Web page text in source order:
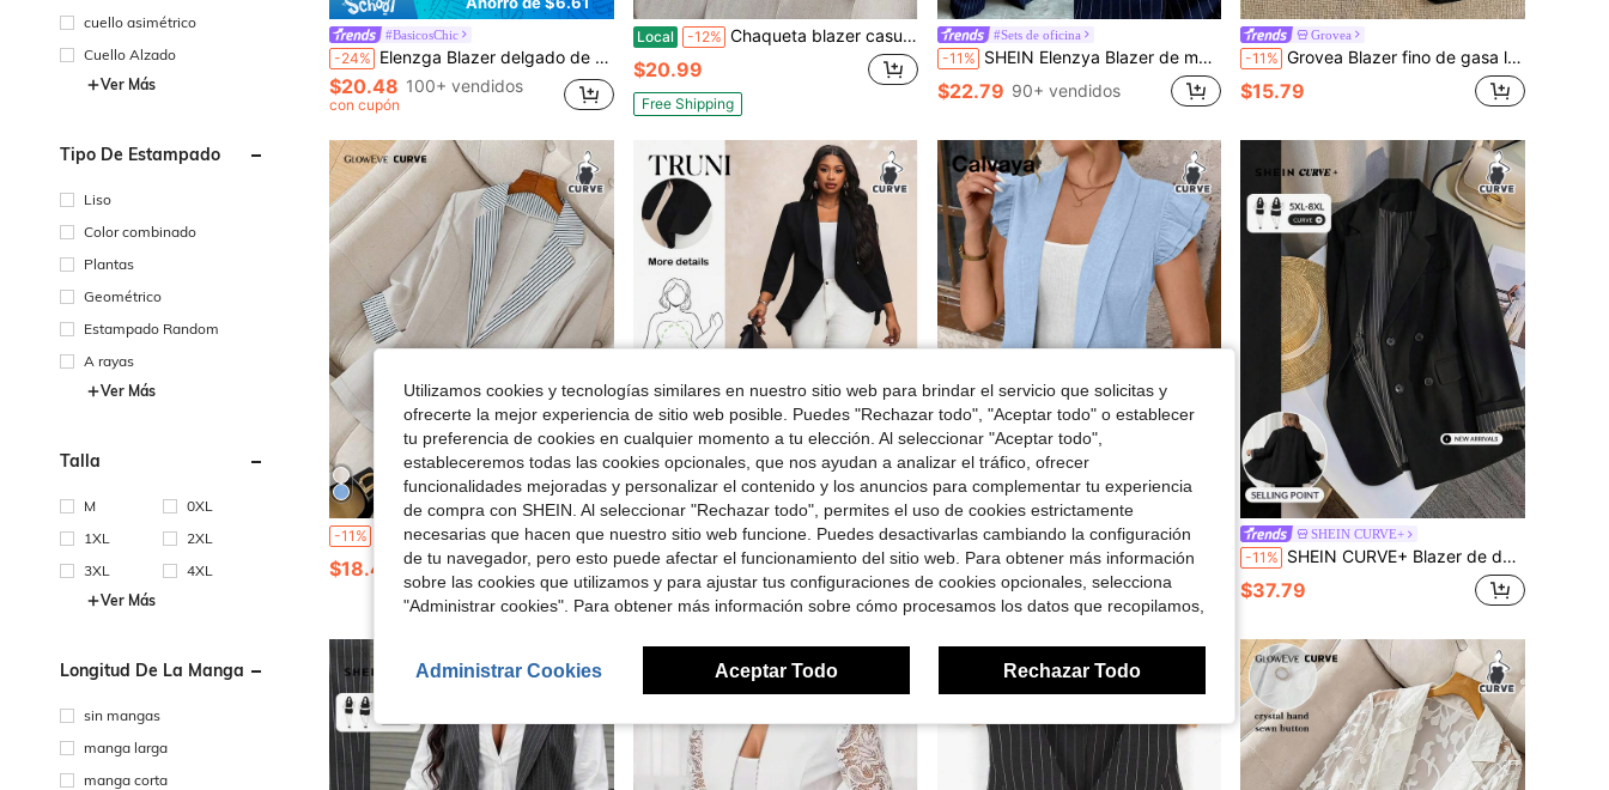
cuello asimétrico
Cuello Alzado
Ver Más
Tipo De Estampado
Liso
Color combinado
Plantas
Geométrico
Estampado Random
A rayas
Ver Más
Talla
M
0XL
1XL
2XL
3XL
4XL
Ver Más
Longitud De La Manga
sin mangas
manga larga
manga corta
#BasicosChic
-24% Elenzga Blazer delgado de manga larga, versátil y casual, de unicolor, para mujer de talla grande
$20.48 100+ vendidos
con cupón
Local -12% Chaqueta blazer casual de mujer de un solo botonadura, de unicolor, con cuello de solapa y manga larga, para uso diario, otoño
$20.99
Free Shipping
#Sets de oficina
-11% SHEIN Elenzya Blazer de mujer talla grande con diseño de cinturón con hebilla de metal, blazer de manga larga elegante a rayas para uso diario, de moda francesa vintage y versátil para la oficina, en color azul marino
$22.79 90+ vendidos
Grovea
-11% Grovea Blazer fino de gasa ligeramente transparente con un solo botón para mujer talla grande, negro elegante, estilo business casual formal para oficina y noche, otoño, Día del Maestro
$15.79
-11% GlowEve CURVE Blazer casual de manga larga con botones, a rayas y parches, para mujer de talla grande. Adecuado para ir al trabajo, graduación, vuelta al colegio, maestras en invierno, otoño y otoño.
$18.49 200+ vendidos
Ahorro de $1.90
Truni
-11% Truni Blazer asimétrico con cuello de chal y dobladillo para tallas grandes, para silueta de pera y triángulo en otoño/invierno
$15.69 100+ vendidos
con cupón
4
-56% Calvaya Blazer versátil de talla grande para mujer, de tela gris texturizada de alta gama, con cuello, botones delanteros y mangas con doble volante, adecuado para el trabajo, la oficina, los negocios, la noche, las reuniones casuales, las fiestas de moda y el transporte diario
¡Casi agotado!
$7.65 100+ vendidos
SHEIN CURVE+
-11% SHEIN CURVE+ Blazer de doble botonadura negro de moda para mujer de talla grande
$37.79
Utilizamos cookies y tecnologías similares en nuestro sitio web para brindar el servicio que solicitas y
ofrecerte la mejor experiencia de sitio web posible. Puedes "Rechazar todo", "Aceptar todo" o establecer
tu preferencia de cookies en cualquier momento a tu elección. Al seleccionar "Aceptar todo",
estableceremos todas las cookies opcionales, que nos ayudan a analizar el tráfico, ofrecer
funcionalidades mejoradas y personalizar el contenido y los anuncios para complementar tu experiencia
de compra con SHEIN. Al seleccionar "Rechazar todo", permites el uso de cookies estrictamente
necesarias que hacen que nuestro sitio web funcione. Puedes desactivarlas cambiando la configuración
de tu navegador, pero esto puede afectar el funcionamiento del sitio web. Para obtener más información
sobre las cookies que utilizamos y para ajustar tus configuraciones de cookies opcionales, selecciona
"Administrar cookies". Para obtener más información sobre cómo procesamos los datos que recopilamos,
Administrar Cookies Aceptar Todo Rechazar Todo